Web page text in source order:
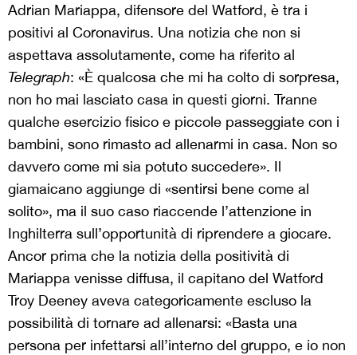
Adrian Mariappa, difensore del Watford, è tra i
positivi al Coronavirus. Una notizia che non si
aspettava assolutamente, come ha riferito al
Telegraph: «È qualcosa che mi ha colto di sorpresa,
non ho mai lasciato casa in questi giorni. Tranne
qualche esercizio fisico e piccole passeggiate con i
bambini, sono rimasto ad allenarmi in casa. Non so
davvero come mi sia potuto succedere». Il
giamaicano aggiunge di «sentirsi bene come al
solito», ma il suo caso riaccende l’attenzione in
Inghilterra sull’opportunità di riprendere a giocare.
Ancor prima che la notizia della positività di
Mariappa venisse diffusa, il capitano del Watford
Troy Deeney aveva categoricamente escluso la
possibilità di tornare ad allenarsi: «Basta una
persona per infettarsi all’interno del gruppo, e io non